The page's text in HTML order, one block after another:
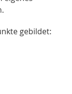
gebildet: